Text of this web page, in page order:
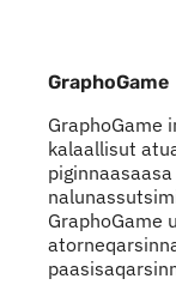
GraphoGame
GraphoGame
kalaallisut
GraphoGame